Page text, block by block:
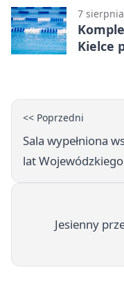
7
Kielce
<< Poprzedni
Sala wypełniona
lat
Jesienny